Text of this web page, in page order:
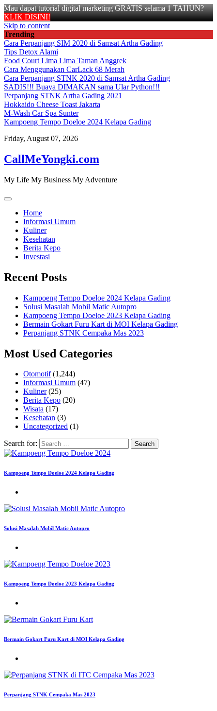
Mau dapat tutorial digital marketing GRATIS selama 1 TAHUN?
KLIK DISINI!
Skip to content
Trending
Cara Perpanjang SIM 2020 di Samsat Artha Gading
Tips Detox Alami
Food Court Lima Lima Taman Anggrek
Cara Menggunakan CarLack 68 Merah
Cara Perpanjang STNK 2020 di Samsat Artha Gading
SADIS!!! Buaya DIMAKAN sama Ular Python!!!
Perpanjang STNK Artha Gading 2021
Hokkaido Cheese Toast Jakarta
M-Wash Car Spa Sunter
Kampoeng Tempo Doeloe 2024 Kelapa Gading
Friday, August 07, 2026
CallMeYongki.com
My Life My Business My Adventure
Home
Informasi Umum
Kuliner
Kesehatan
Berita Kepo
Investasi
Recent Posts
Kampoeng Tempo Doeloe 2024 Kelapa Gading
Solusi Masalah Mobil Matic Autopro
Kampoeng Tempo Doeloe 2023 Kelapa Gading
Bermain Gokart Furu Kart di MOI Kelapa Gading
Perpanjang STNK Cempaka Mas 2023
Most Used Categories
Otomotif(1,244)
Informasi Umum (47)
Kuliner(25)
Berita Kepo (20)
Wisata (17)
Kesehatan (3)
Uncategorized (1)
Search for:
Kampoeng Tempo Doeloe 2024 Kelapa Gading
Solusi Masalah Mobil Matic Autopro
Kampoeng Tempo Doeloe 2023 Kelapa Gading
Bermain Gokart Furu Kart di MOI Kelapa Gading
Perpanjang STNK Cempaka Mas 2023